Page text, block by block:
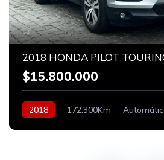
2018 HONDA PILOT
$15.800.000
2018 172.300Km